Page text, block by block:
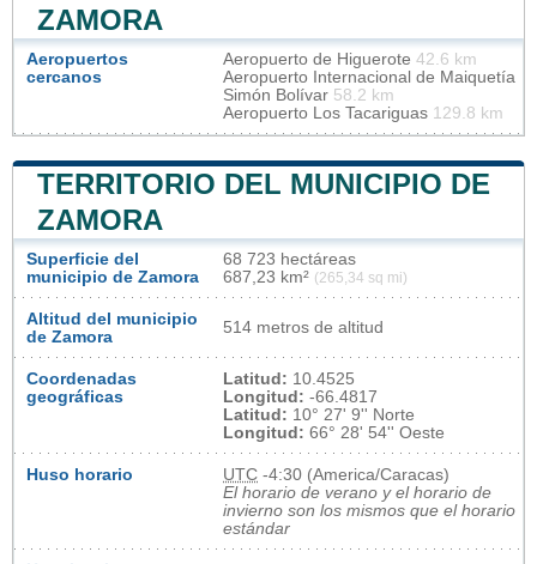
ZAMORA
Aeropuertos
cercanos
Aeropuerto de Higuerote 42.6 km
Aeropuerto Internacional de Maiquetía
Simón Bolívar 58.2 km
Aeropuerto Los Tacariguas 129.8 km
TERRITORIO DEL MUNICIPIO DE
ZAMORA
Superficie del
municipio de Zamora
68 723 hectáreas
687,23 km² (265,34 sq mi)
Altitud del municipio
de Zamora
514 metros de altitud
Coordenadas
geográficas
Latitud: 10.4525
Longitud: -66.4817
Latitud: 10° 27' 9'' Norte
Longitud: 66° 28' 54'' Oeste
Huso horario UTC -4:30 (America/Caracas)
El horario de verano y el horario de
invierno son los mismos que el horario
estándar